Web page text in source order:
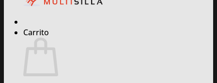
Carrito